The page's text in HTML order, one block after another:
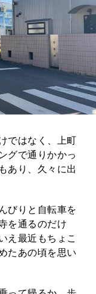
ではなく、上町
グで通りかかっ
あり、久々に出
びりと自転車を
を通るのだけ
え最近もちょこ
たあの頃を思い